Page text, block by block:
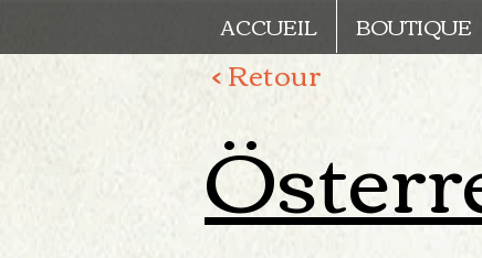
ACCUEIL BOUTIQUE
< Retour